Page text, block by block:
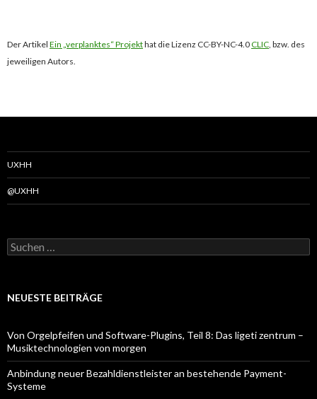
Der Artikel Ein „verplanktes“ Projekthat die Lizenz CC-BY-NC-4.0CLIC, bzw. des
jeweiligen Autors.
UXHH
@UXHH
Suchen
nach:
NEUESTE BEITRÄGE
Von Orgelpfeifen und Software-Plugins, Teil 8: Das ligeti zentrum –
Musiktechnologien von morgen
Anbindung neuer Bezahldienstleister an bestehende Payment-
Systeme